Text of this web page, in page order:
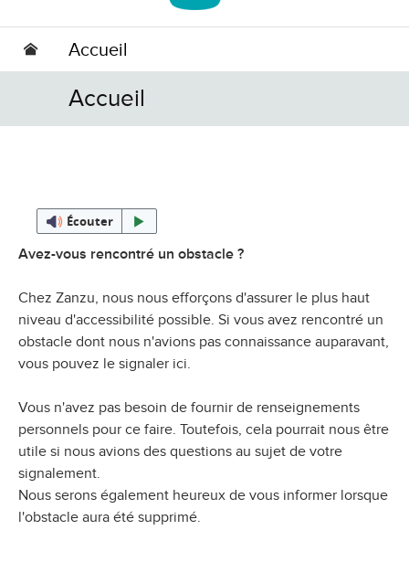
Accueil
Accueil
Écouter
Avez-vous rencontré un obstacle ?
Chez Zanzu, nous nous efforçons d'assurer le plus haut
niveau d'accessibilité possible. Si vous avez rencontré un
obstacle dont nous n'avions pas connaissance auparavant,
vous pouvez le signaler ici.
Vous n'avez pas besoin de fournir de renseignements
personnels pour ce faire. Toutefois, cela pourrait nous être
utile si nous avions des questions au sujet de votre
signalement.
Nous serons également heureux de vous informer lorsque
l'obstacle aura été supprimé.